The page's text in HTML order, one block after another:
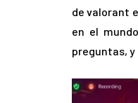
de valorant
en el
preguntas,